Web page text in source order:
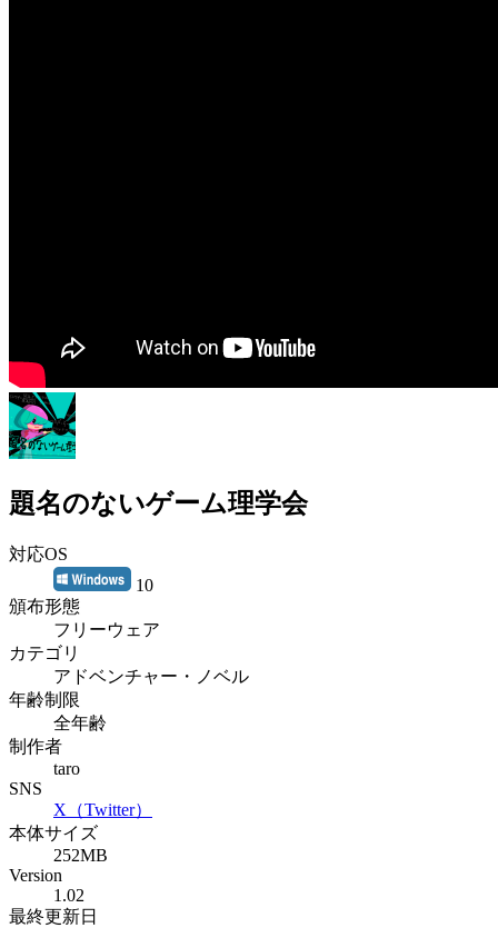
題名のないゲーム理学会
対応OS
10
頒布形態
フリーウェア
カテゴリ
アドベンチャー・ノベル
年齢制限
全年齢
制作者
taro
SNS
X（Twitter）
本体サイズ
252MB
Version
1.02
最終更新日